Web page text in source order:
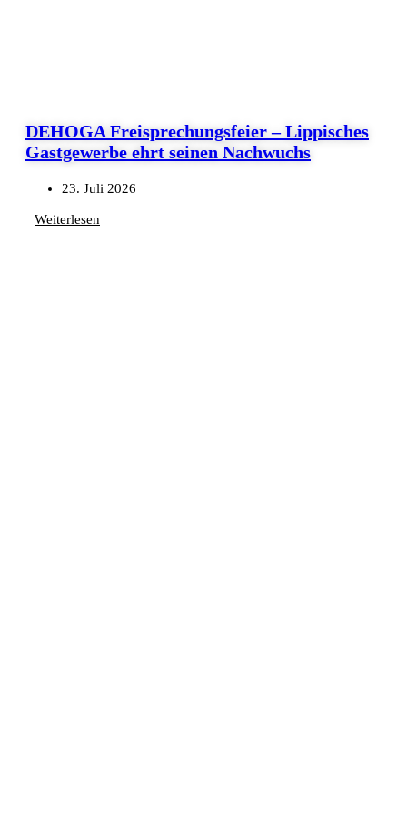
DEHOGA Freisprechungsfeier – Lippisches
Gastgewerbe ehrt seinen Nachwuchs
23. Juli 2026
Weiterlesen